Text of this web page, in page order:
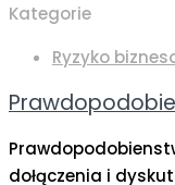
Kategorie
Ryzyko
dołączenia i